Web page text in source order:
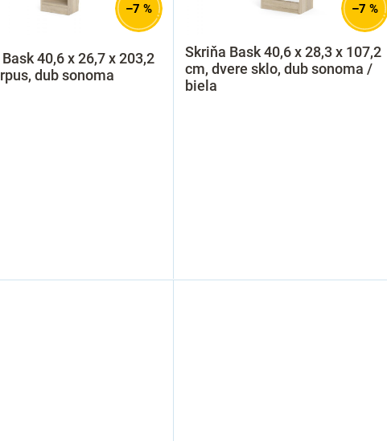
–7 %
40,6 x 26,7 x 203,2
dub sonoma
–7 %
Skriňa Bask 40,6 x 28,3 x 107,2
cm, dvere sklo, dub sonoma /
biela